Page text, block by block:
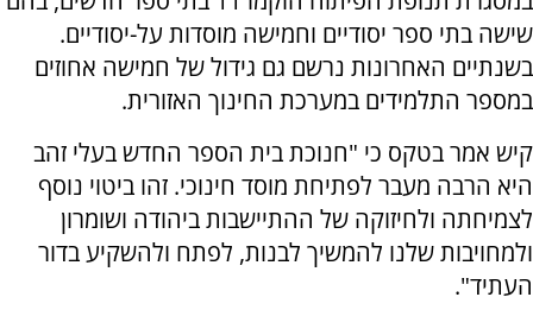
שישה בתי ספר יסודיים וחמישה מוסדות על-יסודיים.
בשנתיים האחרונות נרשם גם גידול של חמישה אחוזים
במספר התלמידים במערכת החינוך האזורית.
קיש אמר בטקס כי "חנוכת בית הספר החדש בעלי זהב
היא הרבה מעבר לפתיחת מוסד חינוכי. זהו ביטוי נוסף
לצמיחתה ולחיזוקה של ההתיישבות ביהודה ושומרון
ולמחויבות שלנו להמשיך לבנות, לפתח ולהשקיע בדור
העתיד".